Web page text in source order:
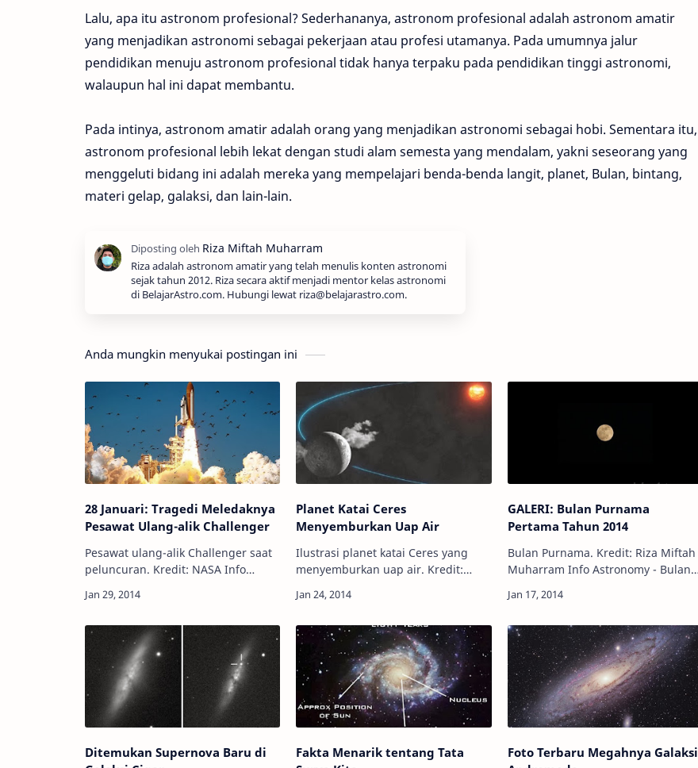
Lalu, apa itu astronom profesional? Sederhananya, astronom profesional adalah astronom amatir
yang menjadikan astronomi sebagai pekerjaan atau profesi utamanya. Pada umumnya jalur
pendidikan menuju astronom profesional tidak hanya terpaku pada pendidikan tinggi astronomi,
walaupun hal ini dapat membantu.
Pada intinya, astronom amatir adalah orang yang menjadikan astronomi sebagai hobi. Sementara itu,
astronom profesional lebih lekat dengan studi alam semesta yang mendalam, yakni seseorang yang
menggeluti bidang ini adalah mereka yang mempelajari benda-benda langit, planet, Bulan, bintang,
materi gelap, galaksi, dan lain-lain.
Riza adalah astronom amatir yang telah menulis konten astronomi
sejak tahun 2012. Riza secara aktif menjadi mentor kelas astronomi
di BelajarAstro.com. Hubungi lewat riza@belajarastro.com.
Anda mungkin menyukai postingan ini
28 Januari: Tragedi Meledaknya
Pesawat Ulang-alik Challenger
Pesawat ulang-alik Challenger saat
peluncuran. Kredit: NASA Info
tepatnya 28 Januari 1986, pesawat
ha…
Planet Katai Ceres
Menyemburkan Uap Air
Ilustrasi planet katai Ceres yang
menyemburkan uap air. Kredit:
katai atau kerdil Ceres, salah satu
GALERI: Bulan Purnama
Pertama Tahun 2014
Bulan Purnama. Kredit: Riza Miftah
Muharram Info Astronomy - Bulan
muncul pada malam 15-16 Januari
merupakan Bu…
Ditemukan Supernova Baru di
Fakta Menarik tentang Tata
Foto Terbaru Megahnya Galaksi